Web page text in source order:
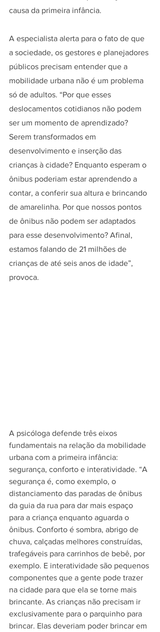
causa da primeira infância.
A especialista alerta para o fato de que
a sociedade, os gestores e planejadores
públicos precisam entender que a
mobilidade urbana não é um problema
só de adultos. “Por que esses
deslocamentos cotidianos não podem
ser um momento de aprendizado?
Serem transformados em
desenvolvimento e inserção das
crianças à cidade? Enquanto esperam o
ônibus poderiam estar aprendendo a
contar, a conferir sua altura e brincando
de amarelinha. Por que nossos pontos
de ônibus não podem ser adaptados
para esse desenvolvimento? Afinal,
estamos falando de 21 milhões de
crianças de até seis anos de idade”,
provoca.
A psicóloga defende três eixos
fundamentais na relação da mobilidade
urbana com a primeira infância:
segurança, conforto e interatividade. “A
segurança é, como exemplo, o
distanciamento das paradas de ônibus
da guia da rua para dar mais espaço
para a criança enquanto aguarda o
ônibus. Conforto é sombra, abrigo de
chuva, calçadas melhores construídas,
trafegáveis para carrinhos de bebê, por
exemplo. E interatividade são pequenos
componentes que a gente pode trazer
na cidade para que ela se torne mais
brincante. As crianças não precisam ir
exclusivamente para o parquinho para
brincar. Elas deveriam poder brincar em